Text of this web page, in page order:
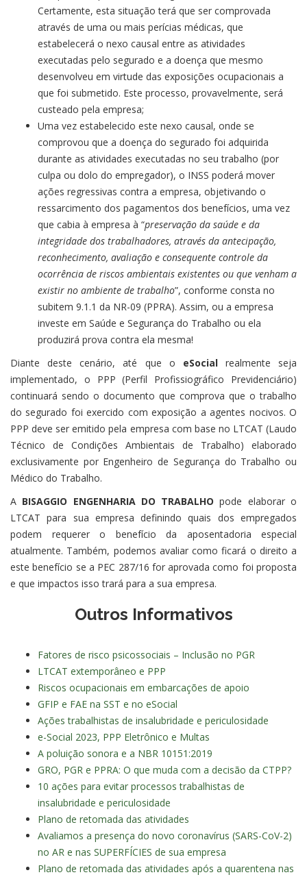
Certamente, esta situação terá que ser comprovada
através de uma ou mais perícias médicas, que
estabelecerá o nexo causal entre as atividades
executadas pelo segurado e a doença que mesmo
desenvolveu em virtude das exposições ocupacionais a
que foi submetido. Este processo, provavelmente, será
custeado pela empresa;
Uma vez estabelecido este nexo causal, onde se
comprovou que a doença do segurado foi adquirida
durante as atividades executadas no seu trabalho (por
culpa ou dolo do empregador), o INSS poderá mover
ações regressivas contra a empresa, objetivando o
ressarcimento dos pagamentos dos benefícios, uma vez
que cabia à empresa à “preservação da saúde e da
integridade dos trabalhadores, através da antecipação,
reconhecimento, avaliação e consequente controle da
ocorrência de riscos ambientais existentes ou que venham a
existir no ambiente de trabalho”, conforme consta no
subitem 9.1.1 da NR-09 (PPRA). Assim, ou a empresa
investe em Saúde e Segurança do Trabalho ou ela
produzirá prova contra ela mesma!
Diante deste cenário, até que o eSocialrealmente seja
implementado, o PPP (Perfil Profissiográfico Previdenciário)
continuará sendo o documento que comprova que o trabalho
do segurado foi exercido com exposição a agentes nocivos. O
PPP deve ser emitido pela empresa com base no LTCAT (Laudo
Técnico de Condições Ambientais de Trabalho) elaborado
exclusivamente por Engenheiro de Segurança do Trabalho ou
Médico do Trabalho.
A BISAGGIO ENGENHARIA DO TRABALHO pode elaborar o
LTCAT para sua empresa definindo quais dos empregados
podem requerer o benefício da aposentadoria especial
atualmente. Também, podemos avaliar como ficará o direito a
este benefício se a PEC 287/16 for aprovada como foi proposta
e que impactos isso trará para a sua empresa.
Outros Informativos
Fatores de risco psicossociais – Inclusão no PGR
LTCAT extemporâneo e PPP
Riscos ocupacionais em embarcações de apoio
GFIP e FAE na SST e no eSocial
Ações trabalhistas de insalubridade e periculosidade
e-Social 2023, PPP Eletrônico e Multas
A poluição sonora e a NBR 10151:2019
GRO, PGR e PPRA: O que muda com a decisão da CTPP?
10 ações para evitar processos trabalhistas de
insalubridade e periculosidade
Plano de retomada das atividades
Avaliamos a presença do novo coronavírus (SARS-CoV-2)
no AR e nas SUPERFÍCIES de sua empresa
Plano de retomada das atividades após a quarentena nas